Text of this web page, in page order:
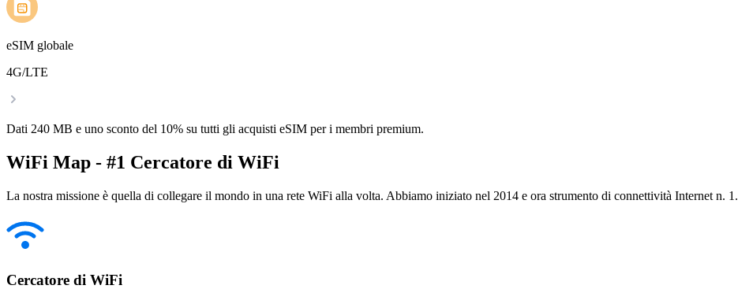
eSIM globale
4G/LTE
Dati 240 MB e uno sconto del 10% su tutti gli acquisti eSIM per i membri premium.
WiFi Map - #1 Cercatore di WiFi
La nostra missione è quella di collegare il mondo in una rete WiFi alla volta. Abbiamo iniziato nel 2014 e ora strumento di connettività Internet n. 1.
Cercatore di WiFi